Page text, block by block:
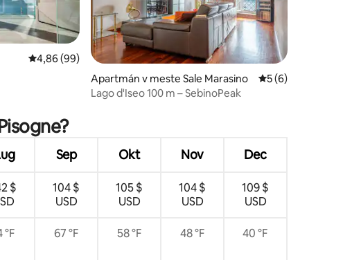
hodnotení: 50
Priemerné ohodnotenie 4,86 z 5, počet hodnotení: 99
4,86 (99)
Apartmán v meste Sale Marasino Priemerné
5 (6)
Lago d'Iseo 100 m – SebinoPeak
Sep Okt Nov Dec
$
104 $
USD
105 $
USD
104 $
USD
109 $
USD
°F 67 °F 58 °F 48 °F 40 °F